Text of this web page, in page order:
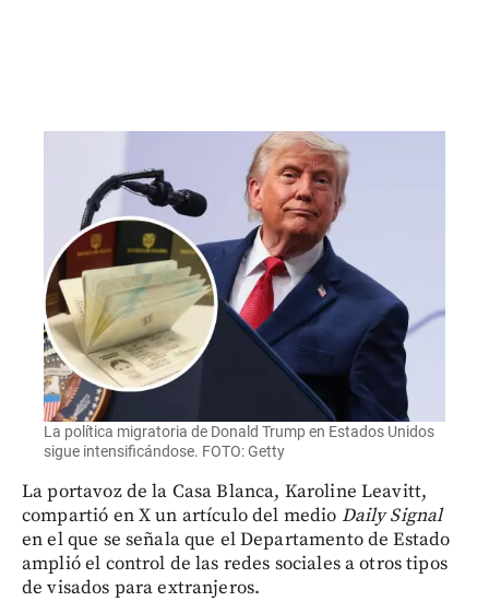
La política migratoria de Donald Trump en Estados Unidos
sigue intensificándose. FOTO: Getty
La portavoz de la Casa Blanca, Karoline Leavitt,
compartió en X un artículo del medio Daily Signal
en el que se señala que el Departamento de Estado
amplió el control de las redes sociales a otros tipos
de visados para extranjeros.